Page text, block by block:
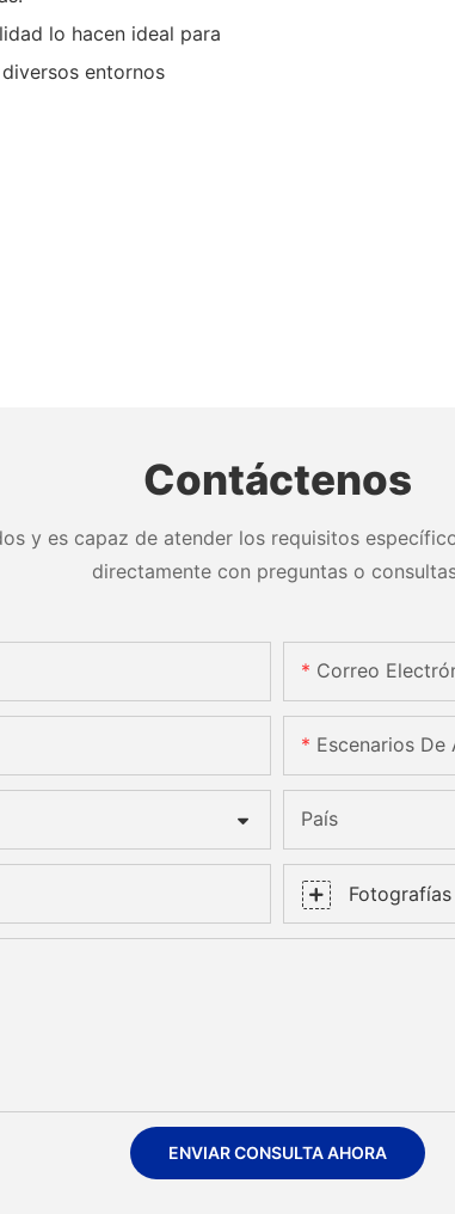
lo hacen ideal para
entornos
Contáctenos
y es capaz de atender los requisitos
directamente con preguntas o
Correo
Escenarios De
País
ENVIAR CONSULTA AHORA